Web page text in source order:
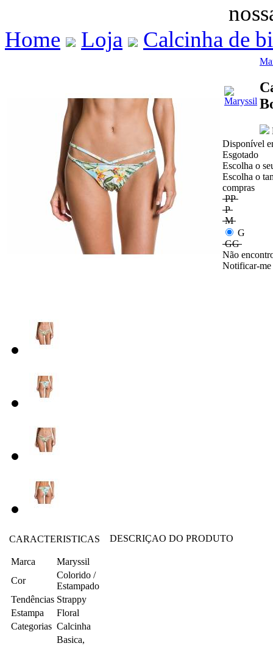
Home
Loja Calcinha de
Disponível
Esgotado
Escolha o
Escolha o
compras
PP
P
M
G
GG
Não
Notificar-me
CARACTERISTICAS
Marca
Maryssil
Cor
Colorido /
Estampado
Tendências Strappy
Estampa
Floral
Categorias Calcinha
Basica,
DESCRIÇAO DO PRODUTO